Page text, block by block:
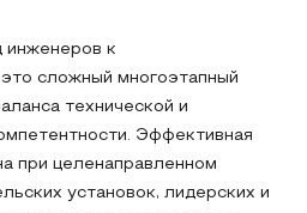
инженеров к
сложный многоэтапный
технической и
Эффективная
при целенаправленном
установок, лидерских и